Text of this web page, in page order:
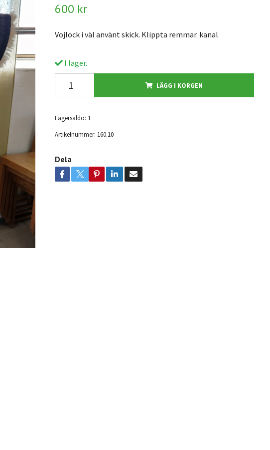
600 kr
Vojlock i väl använt skick. Klippta remmar. kanal
I lager.
LÄGG I KORGEN
Lagersaldo: 1
Artikelnummer: 160.10
Dela